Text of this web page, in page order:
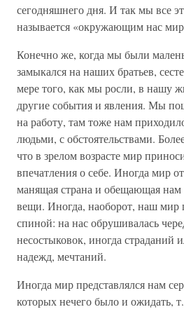
сегодняшнего дня. И так мы все
называется «окружающим нас
Конечно же, когда мы были
замыкался на наших братьев,
мере того, как мы росли, в нашу
другие события и явления. Мы
на работу, там тоже нам
людьми, с обстоятельствами.
что в зрелом возрасте мир
впечатления о себе. Иногда мир
манящая страна и обещающая нам
вещи. Иногда, наоборот, наш мир
спиной: на нас обрушивалась
несостыковок, иногда страданий
надежд, мечтаний.
Иногда мир представлялся нам
которых нечего было и ожидать,